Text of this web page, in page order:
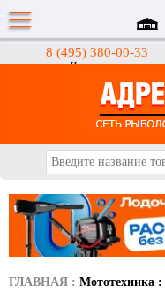
8 (495) 380-00-33
Интернет-магазин
ГЛАВНАЯ : Мототехника :